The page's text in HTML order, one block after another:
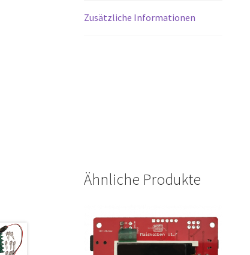
Zusätzliche Informationen
Ähnliche Produkte